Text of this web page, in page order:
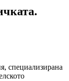
специализирана